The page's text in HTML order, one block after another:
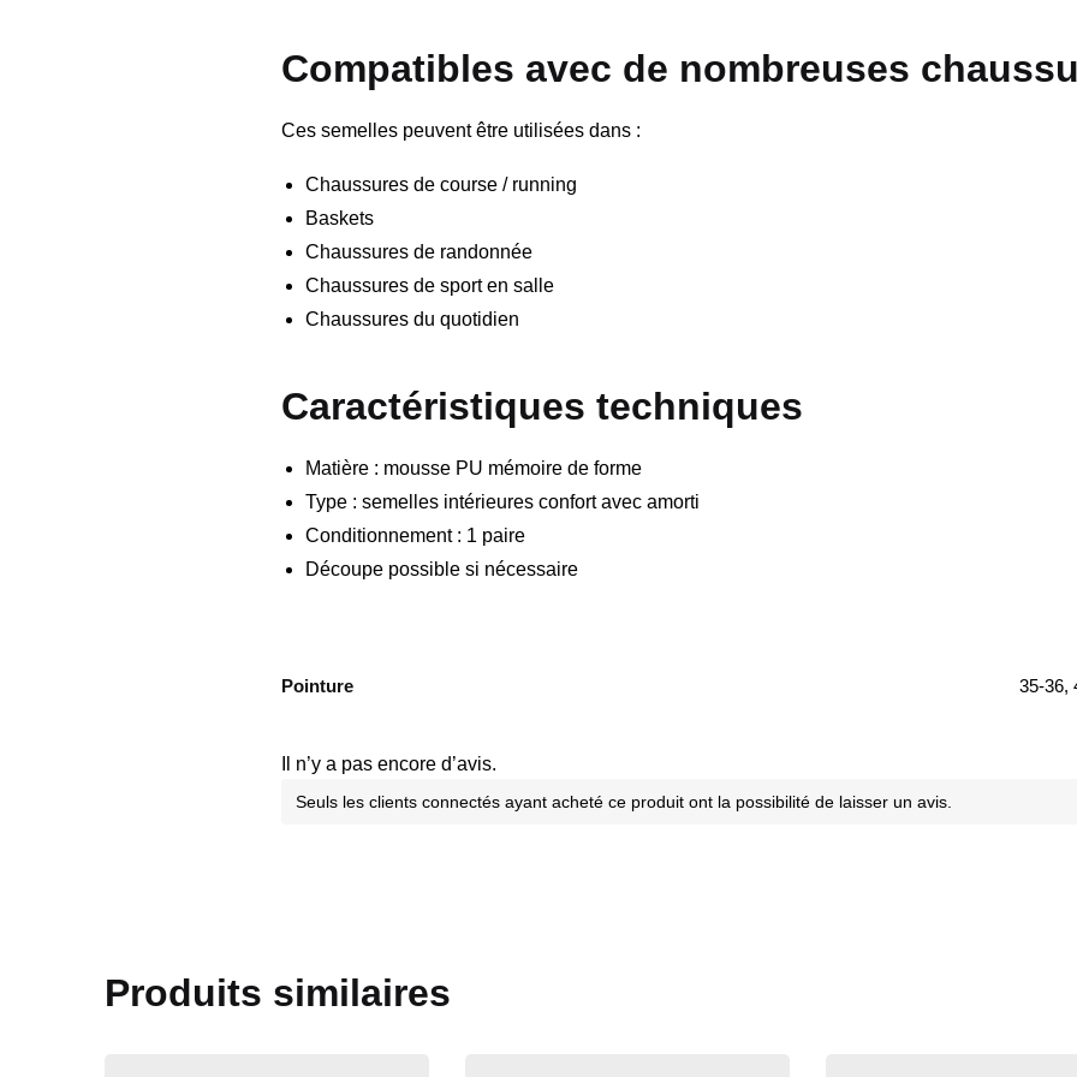
Compatibles avec de nombreuses
Ces semelles peuvent être utilisées dans :
Chaussures de course / running
Baskets
Chaussures de randonnée
Chaussures de sport en salle
Chaussures du quotidien
Caractéristiques techniques
Matière : mousse PU mémoire de forme
Type : semelles intérieures confort avec amorti
Conditionnement : 1 paire
Découpe possible si nécessaire
Pointure 35-36,
Il n’y a pas encore d’avis.
Seuls les clients connectés ayant acheté ce produit ont la possibilité de laisser un avis.
Produits similaires